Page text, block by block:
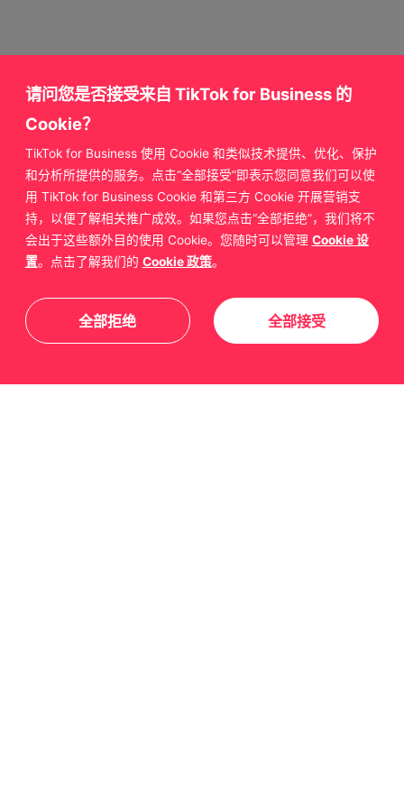
获取更多来自
TikTok for Business 的支持
联系我们
请问您是否接受来自 TikTok for Business 的
Cookie？
TikTok for Business 使用 Cookie 和类似技术提供、优化、保护
和分析所提供的服务。点击“全部接受”即表示您同意我们可以使
用 TikTok for Business Cookie 和第三方 Cookie 开展营销支
持，以便了解相关推广成效。如果您点击“全部拒绝”，我们将不
会出于这些额外目的使用 Cookie。您随时可以管理 Cookie 设
置。点击了解我们的 Cookie 政策。
全部拒绝 全部接受